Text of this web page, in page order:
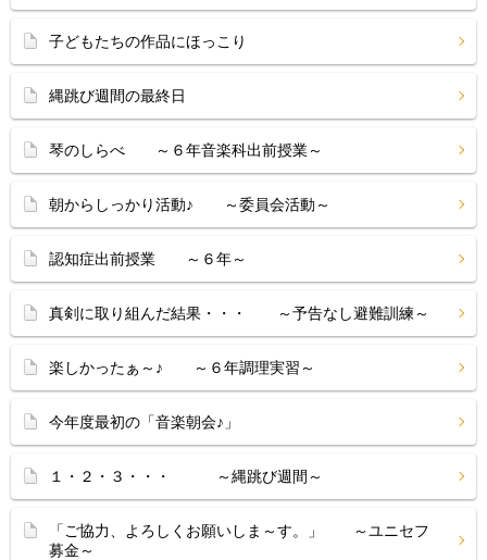
子どもたちの作品にほっこり
縄跳び週間の最終日
琴のしらべ ～６年音楽科出前授業～
朝からしっかり活動♪ ～委員会活動～
認知症出前授業 ～６年～
真剣に取り組んだ結果・・・ ～予告なし避難訓練～
楽しかったぁ～♪ ～６年調理実習～
今年度最初の「音楽朝会♪」
１・２・３・・・ ～縄跳び週間～
「ご協力、よろしくお願いしま～す。」 ～ユニセフ
募金～